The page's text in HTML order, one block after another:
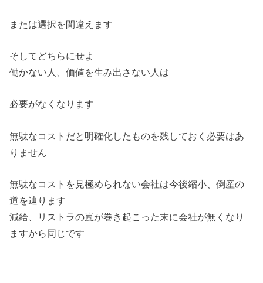
または選択を間違えます
そしてどちらにせよ
働かない人、価値を生み出さない人は
必要がなくなります
無駄なコストだと明確化したものを残しておく必要はあ
りません
無駄なコストを見極められない会社は今後縮小、倒産の
道を辿ります
減給、リストラの嵐が巻き起こった末に会社が無くなり
ますから同じです